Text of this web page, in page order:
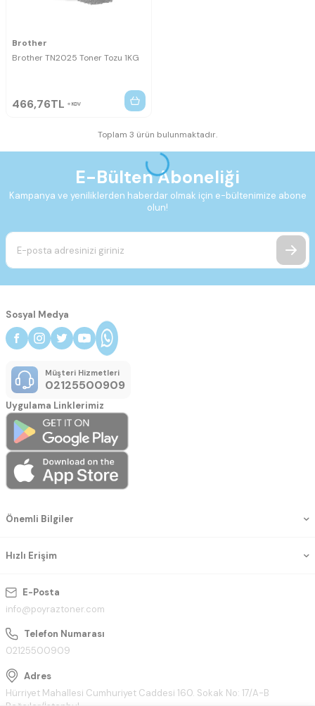
Brother
Brother TN2025 Toner Tozu 1KG
466,76TL KDV
Toplam 3 ürün bulunmaktadır.
E-Bülten Aboneliği
Kampanya ve yeniliklerden haberdar olmak için e-bültenimize abone
olun!
E-Posta
info@poyraztoner.com
Telefon Numarası
02125500909
Adres
Hürriyet Mahallesi Cumhuriyet Caddesi 160. Sokak No: 17/A-B
Önemli Bilgiler
Hızlı Erişim
Sosyal Medya
Müşteri Hizmetleri
02125500909
Uygulama Linklerimiz